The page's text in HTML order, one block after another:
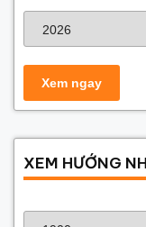
XEM HƯỚNG